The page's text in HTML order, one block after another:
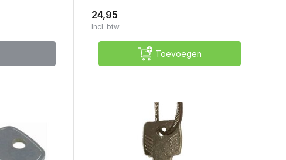
24,95
Incl. btw
Toevoegen